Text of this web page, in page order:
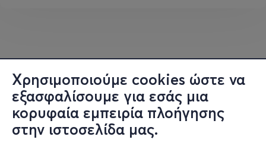
Χρησιμοποιούμε cookies ώστε να
εξασφαλίσουμε για εσάς μια
κορυφαία εμπειρία πλοήγησης
στην ιστοσελίδα μας.
ΤοMurmurationαποτελεί το αποκορύφωμα της
δημιουργικής του πορείας, ένα έργο που συγχωνεύει την
τεχνική με την ψυχή.